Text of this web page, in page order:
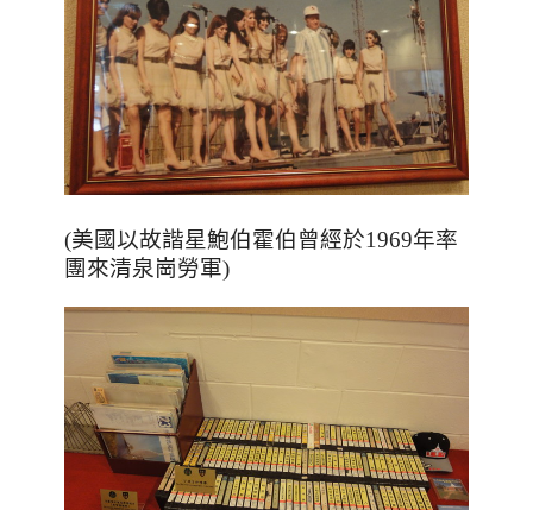
(美國以故諧星鮑伯霍伯曾經於1969年率
團來清泉崗勞軍)